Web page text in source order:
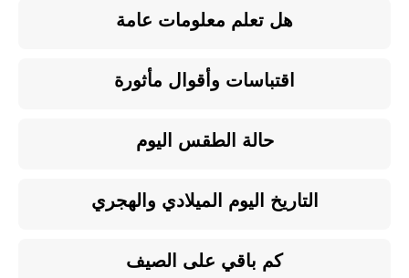
هل تعلم معلومات عامة
اقتباسات وأقوال مأثورة
حالة الطقس اليوم
التاريخ اليوم الميلادي والهجري
كم باقي على الصيف